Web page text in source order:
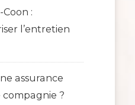
:
l’entretien
assurance
?